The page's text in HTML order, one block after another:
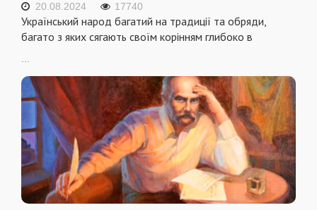
20.08.2024 17740
Український народ багатий на традиції та обряди,
багато з яких сягають своїм корінням глибоко в
...